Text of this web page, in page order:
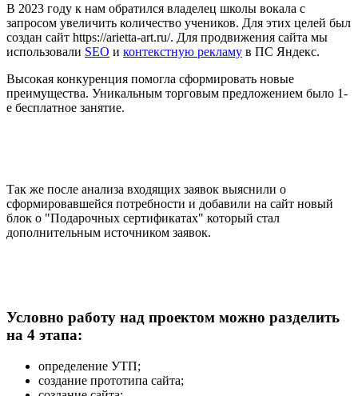
В 2023 году к нам обратился владелец школы вокала с
запросом увеличить количество учеников. Для этих целей был
создан сайт https://arietta-art.ru/. Для продвижения сайта мы
использовали SEO и контекстную рекламу в ПС Яндекс.
Высокая конкуренция помогла сформировать новые
преимущества. Уникальным торговым предложением было 1-
е бесплатное занятие.
Так же после анализа входящих заявок выяснили о
сформировавшейся потребности и добавили на сайт новый
блок о "Подарочных сертификатах" который стал
дополнительным источником заявок.
Условно работу над проектом можно разделить
на 4 этапа:
определение УТП;
создание прототипа сайта;